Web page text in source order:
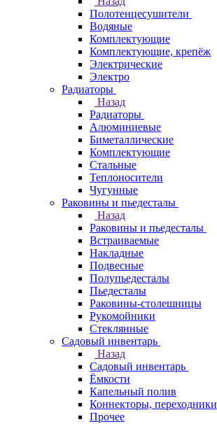
Полотенцесушители
Водяные
Комплектующие
Комплектующие, крепёж
Электрические
Электро
Радиаторы
Назад
Радиаторы
Алюминиевые
Биметаллические
Комплектующие
Стальные
Теплоносители
Чугунные
Раковины и пьедесталы
Назад
Раковины и пьедесталы
Встраиваемые
Накладные
Подвесные
Полупьедесталы
Пьедесталы
Раковины-столешницы
Рукомойники
Стеклянные
Садовый инвентарь
Назад
Садовый инвентарь
Ёмкости
Капельный полив
Коннекторы, переходники
Прочее